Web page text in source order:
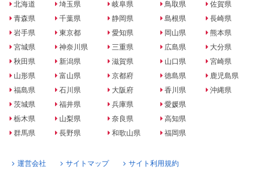
北海道
青森県
岩手県
宮城県
秋田県
山形県
福島県
茨城県
栃木県
群馬県
埼玉県
千葉県
東京都
神奈川県
新潟県
富山県
石川県
福井県
山梨県
長野県
岐阜県
静岡県
愛知県
三重県
滋賀県
京都府
大阪府
兵庫県
奈良県
和歌山県
鳥取県
島根県
岡山県
広島県
山口県
徳島県
香川県
愛媛県
高知県
福岡県
佐賀県
長崎県
熊本県
大分県
宮崎県
鹿児島県
沖縄県
運営会社 サイトマップ サイト利用規約